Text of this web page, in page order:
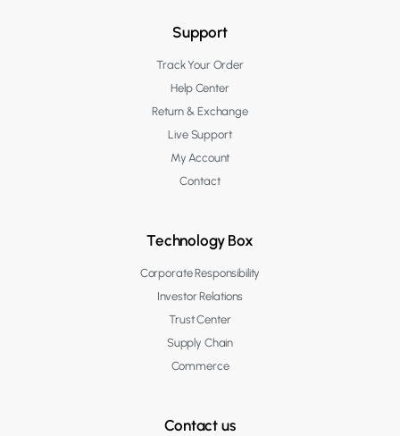
Support
Track Your Order
Help Center
Return & Exchange
Live Support
My Account
Contact
Technology Box
Corporate Responsibility
Investor Relations
Trust Center
Supply Chain
Commerce
Contact us